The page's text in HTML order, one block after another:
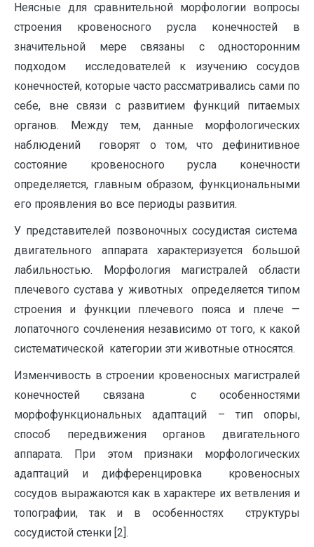
Неясные для сравнительной морфологии вопросы
строения кровеносного русла конечностей в
значительной мере связаны с односторонним
подходом исследователей к изучению сосудов
конечностей, которые часто рассматривались сами по
себе, вне связи с развитием функций питаемых
органов. Между тем, данные морфологических
наблюдений говорят о том, что дефинитивное
состояние кровеносного русла конечности
определяется, главным образом, функциональными
его проявления во все периоды развития.
У представителей позвоночных сосудистая система
двигательного аппарата характеризуется большой
лабильностью. Морфология магистралей области
плечевого сустава у животных определяется типом
строения и функции плечевого пояса и плече —
лопаточного сочленения независимо от того, к какой
систематической категории эти животные относятся.
Изменчивость в строении кровеносных магистралей
конечностей связана с особенностями
морфофункциональных адаптаций – тип опоры,
способ передвижения органов двигательного
аппарата. При этом признаки морфологических
адаптаций и дифференцировка кровеносных
сосудов выражаются как в характере их ветвления и
топографии, так и в особенностях структуры
сосудистой стенки [2].